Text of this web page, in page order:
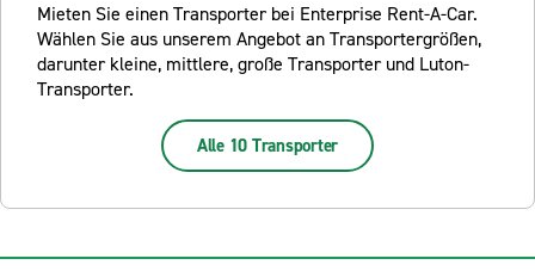
Mieten Sie einen Transporter bei Enterprise Rent-A-Car.
Wählen Sie aus unserem Angebot an Transportergrößen,
darunter kleine, mittlere, große Transporter und Luton-
Transporter.
Alle 10 Transporter